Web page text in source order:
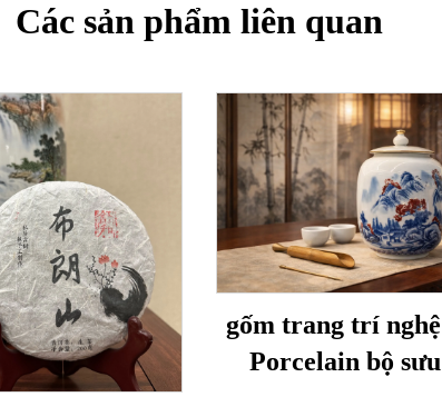
Các sản phẩm liên quan
gốm trang trí
Porcelain bộ